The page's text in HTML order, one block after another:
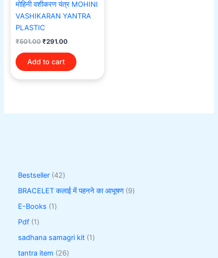
मोहिनी वशीकरण यंत्र MOHINI
VASHIKARAN YANTRA
PLASTIC
₹501.00₹291.00
Add to cart
Bestseller 42
BRACELET कलाई में पहनने का आभूषण 9
E-Books 1
Pdf 1
sadhana samagri kit 1
tantra item 26